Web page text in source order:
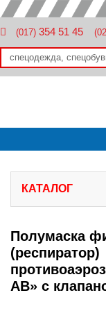
(017) 354 51 45
КАТАЛОГ
Полумаска
(респиратор)
АВ» с